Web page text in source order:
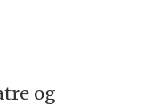
og